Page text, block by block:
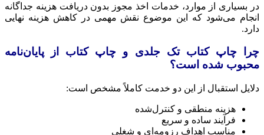
در بسیاری از موارد، خدمات اخذ مجوز بدون دریافت هزینه جداگانه
انجام می‌شود که این موضوع نقش مهمی در کاهش هزینه نهایی
دارد.
چرا چاپ کتاب تک جلدی و چاپ کتاب از پایان‌نامه
محبوب شده است؟
دلایل استقبال از این دو خدمت کاملاً مشخص است:
هزینه منطقی و کنترل‌شده
فرآیند ساده و سریع
مناسب اهداف رزومه‌ای و شغلی